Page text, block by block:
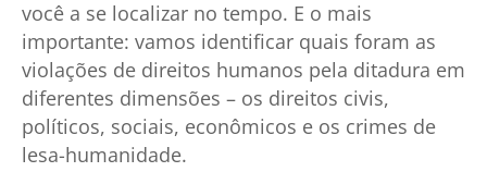
você a se localizar no tempo. E o mais
importante: vamos identificar quais foram as
violações de direitos humanos pela ditadura em
diferentes dimensões – os direitos civis,
políticos, sociais, econômicos e os crimes de
lesa-humanidade.